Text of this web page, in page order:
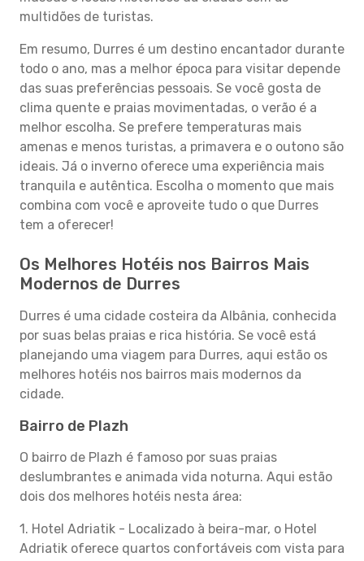
multidões de turistas.
Em resumo, Durres é um destino encantador durante
todo o ano, mas a melhor época para visitar depende
das suas preferências pessoais. Se você gosta de
clima quente e praias movimentadas, o verão é a
melhor escolha. Se prefere temperaturas mais
amenas e menos turistas, a primavera e o outono são
ideais. Já o inverno oferece uma experiência mais
tranquila e autêntica. Escolha o momento que mais
combina com você e aproveite tudo o que Durres
tem a oferecer!
Os Melhores Hotéis nos Bairros Mais
Modernos de Durres
Durres é uma cidade costeira da Albânia, conhecida
por suas belas praias e rica história. Se você está
planejando uma viagem para Durres, aqui estão os
melhores hotéis nos bairros mais modernos da
cidade.
Bairro de Plazh
O bairro de Plazh é famoso por suas praias
deslumbrantes e animada vida noturna. Aqui estão
dois dos melhores hotéis nesta área:
1. Hotel Adriatik - Localizado à beira-mar, o Hotel
Adriatik oferece quartos confortáveis com vista para